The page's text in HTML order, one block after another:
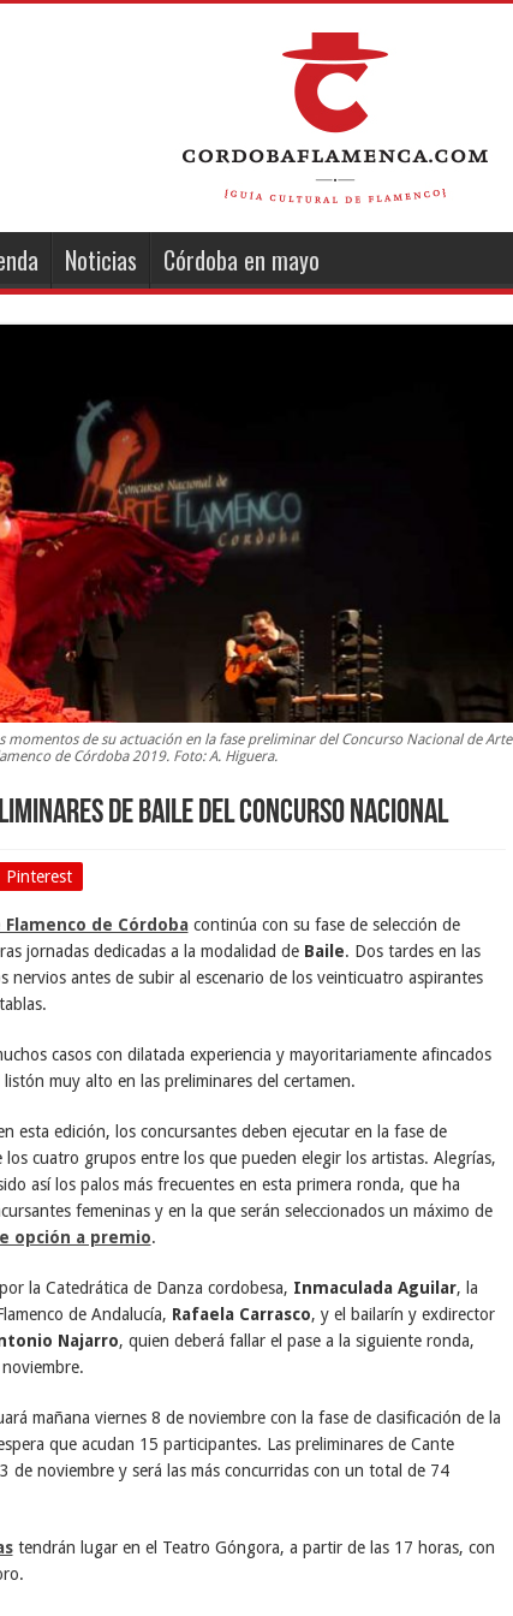
Noticias Córdoba en mayo
momentos de su actuación en la fase preliminar del Concurso Nacional de Arte
de Córdoba 2019. Foto: A. Higuera.
de Baile del Concurso Nacional
Pinterest
de Córdobacontinúa con su fase de selección de
jornadas dedicadas a la modalidad de Baile. Dos tardes en las
nervios antes de subir al escenario de los veinticuatro aspirantes
casos con dilatada experiencia y mayoritariamente afincados
muy alto en las preliminares del certamen.
esta edición, los concursantes deben ejecutar en la fase de
los cuatro grupos entre los que pueden elegir los artistas. Alegrías,
así los palos más frecuentes en esta primera ronda, que ha
femeninas y en la que serán seleccionados un máximo de
opción a premio.
la Catedrática de Danza cordobesa, Inmaculada Aguilar, la
de Andalucía, Rafaela Carrasco, y el bailarín y exdirector
Najarro, quien deberá fallar el pase a la siguiente ronda,
mañana viernes 8 de noviembre con la fase de clasificación de la
que acudan 15 participantes. Las preliminares de Cante
de noviembre y será las más concurridas con un total de 74
tendrán lugar en el Teatro Góngora, a partir de las 17 horas, con